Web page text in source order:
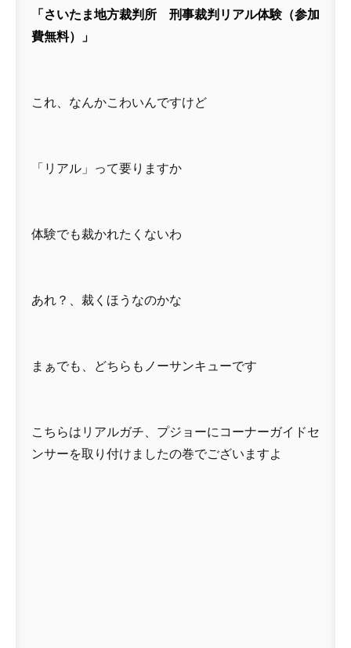
「さいたま地方裁判所 刑事裁判リアル体験（参加
費無料）」
これ、なんかこわいんですけど
「リアル」って要りますか
体験でも裁かれたくないわ
あれ？、裁くほうなのかな
まぁでも、どちらもノーサンキューです
こちらはリアルガチ、プジョーにコーナーガイドセ
ンサーを取り付けましたの巻でございますよ